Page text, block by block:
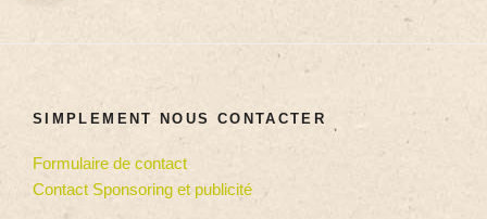
SIMPLEMENT NOUS CONTACTER
Formulaire de contact
Contact Sponsoring et publicité